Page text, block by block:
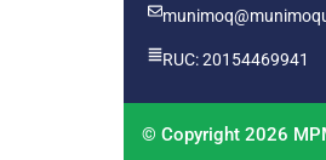
RUC: 20154469941
© Copyright 2026